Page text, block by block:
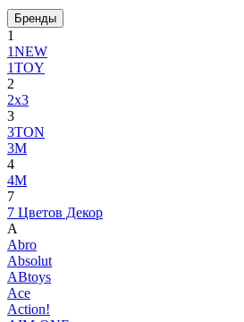
Бренды
1
1NEW
1TOY
2
2x3
3
3TON
3М
4
4M
7
7 Цветов Декор
A
Abro
Absolut
ABtoys
Ace
Action!